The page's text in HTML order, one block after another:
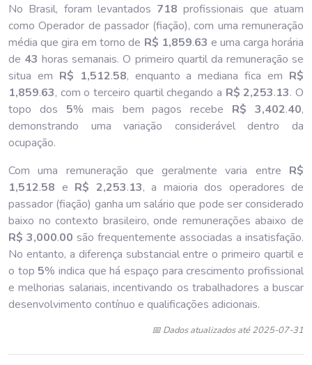
No Brasil, foram levantados 718 profissionais que atuam
como Operador de passador (fiação), com uma remuneração
média que gira em torno de R$ 1,859.63 e uma carga horária
de 43 horas semanais. O primeiro quartil da remuneração se
situa em R$ 1,512.58, enquanto a mediana fica em R$
1,859.63, com o terceiro quartil chegando a R$ 2,253.13. O
topo dos 5% mais bem pagos recebe R$ 3,402.40,
demonstrando uma variação considerável dentro da
ocupação.
Com uma remuneração que geralmente varia entre R$
1,512.58 e R$ 2,253.13, a maioria dos operadores de
passador (fiação) ganha um salário que pode ser considerado
baixo no contexto brasileiro, onde remunerações abaixo de
R$ 3,000.00 são frequentemente associadas a insatisfação.
No entanto, a diferença substancial entre o primeiro quartil e
o top 5% indica que há espaço para crescimento profissional
e melhorias salariais, incentivando os trabalhadores a buscar
desenvolvimento contínuo e qualificações adicionais.
📅 Dados atualizados até 2025-07-31